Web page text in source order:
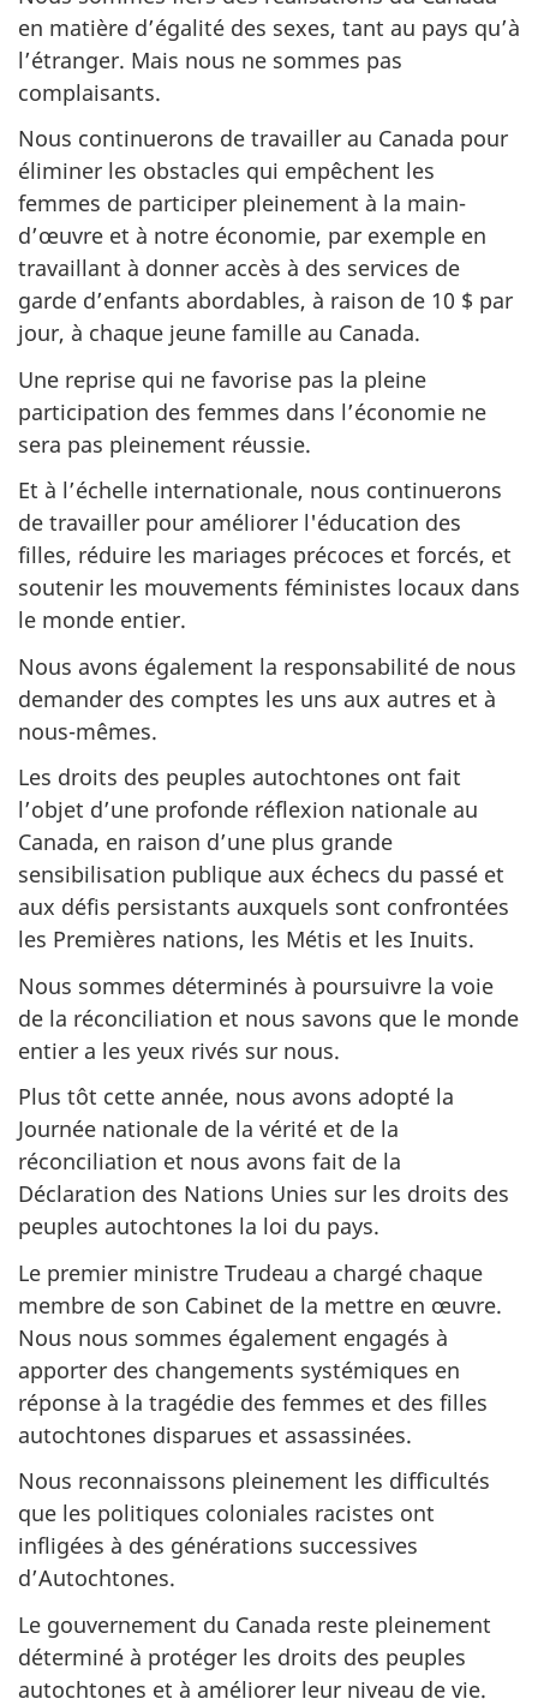
en matière d’égalité des sexes, tant au pays qu’à
l’étranger. Mais nous ne sommes pas
complaisants.
Nous continuerons de travailler au Canada pour
éliminer les obstacles qui empêchent les
femmes de participer pleinement à la main-
d’œuvre et à notre économie, par exemple en
travaillant à donner accès à des services de
garde d’enfants abordables, à raison de 10 $ par
jour, à chaque jeune famille au Canada.
Une reprise qui ne favorise pas la pleine
participation des femmes dans l’économie ne
sera pas pleinement réussie.
Et à l’échelle internationale, nous continuerons
de travailler pour améliorer l'éducation des
filles, réduire les mariages précoces et forcés, et
soutenir les mouvements féministes locaux dans
le monde entier.
Nous avons également la responsabilité de nous
demander des comptes les uns aux autres et à
nous-mêmes.
Les droits des peuples autochtones ont fait
l’objet d’une profonde réflexion nationale au
Canada, en raison d’une plus grande
sensibilisation publique aux échecs du passé et
aux défis persistants auxquels sont confrontées
les Premières nations, les Métis et les Inuits.
Nous sommes déterminés à poursuivre la voie
de la réconciliation et nous savons que le monde
entier a les yeux rivés sur nous.
Plus tôt cette année, nous avons adopté la
Journée nationale de la vérité et de la
réconciliation et nous avons fait de la
Déclaration des Nations Unies sur les droits des
peuples autochtones la loi du pays.
Le premier ministre Trudeau a chargé chaque
membre de son Cabinet de la mettre en œuvre.
Nous nous sommes également engagés à
apporter des changements systémiques en
réponse à la tragédie des femmes et des filles
autochtones disparues et assassinées.
Nous reconnaissons pleinement les difficultés
que les politiques coloniales racistes ont
infligées à des générations successives
d’Autochtones.
Le gouvernement du Canada reste pleinement
déterminé à protéger les droits des peuples
autochtones et à améliorer leur niveau de vie.